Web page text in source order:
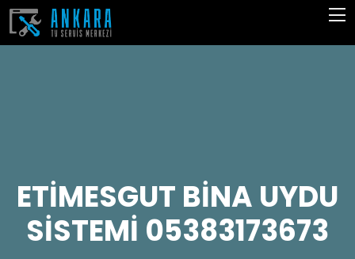
ETİMESGUT BİNA UYDU
SİSTEMİ 05383173673